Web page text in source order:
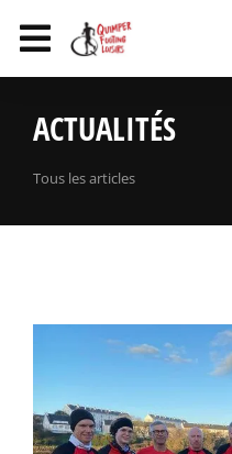
ACTUALITÉS
Tous les articles